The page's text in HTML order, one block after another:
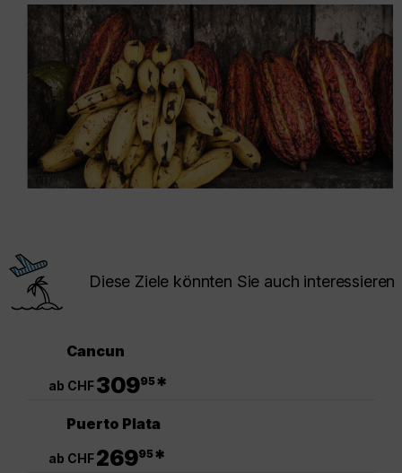
Diese Ziele könnten Sie auch interessieren
Cancun
ab CHF30995*
Puerto Plata
ab CHF26995*